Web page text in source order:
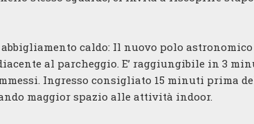
caldo: Il nuovo polo
al parcheggio. E’ raggiungibile in 3
Ingresso consigliato 15 minuti prima
maggior spazio alle attività indoor.